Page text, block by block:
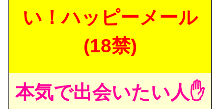
い！ハッピーメール
(18禁)
本気で出会いたい人✋